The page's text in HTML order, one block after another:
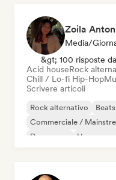
Zoila
Media/
&gt; 100 risposte
Acid houseRock
Chill / Lo-fi Hip-Hop
Scrivere articoli
Rock alternativo
Commerciale /
Dream pop
House